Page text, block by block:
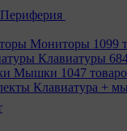
Периферия
Мониторы 1099
Клавиатуры
Мышки 1047